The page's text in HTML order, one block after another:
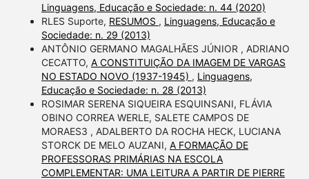
Linguagens, Educação e Sociedade: n. 44 (2020)
RLES Suporte, RESUMOS , Linguagens, Educação e
Sociedade: n. 29 (2013)
ANTÔNIO GERMANO MAGALHÃES JÚNIOR , ADRIANO
CECATTO, A CONSTITUIÇÃO DA IMAGEM DE VARGAS
NO ESTADO NOVO (1937-1945) , Linguagens,
Educação e Sociedade: n. 28 (2013)
ROSIMAR SERENA SIQUEIRA ESQUINSANI, FLÁVIA
OBINO CORREA WERLE, SALETE CAMPOS DE
MORAES3 , ADALBERTO DA ROCHA HECK, LUCIANA
STORCK DE MELO AUZANI, A FORMAÇÃO DE
PROFESSORAS PRIMÁRIAS NA ESCOLA
COMPLEMENTAR: UMA LEITURA A PARTIR DE PIERRE